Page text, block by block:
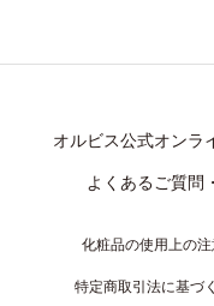
オルビス公式オンラ
よくあるご質問
化粧品の使用上の
特定商取引法に基づ